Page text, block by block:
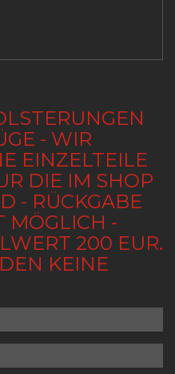
- WIR
EINZELTEILE
DIE IM SHOP
- RÜCKGABE
MÖGLICH -
200 EUR.
KEINE